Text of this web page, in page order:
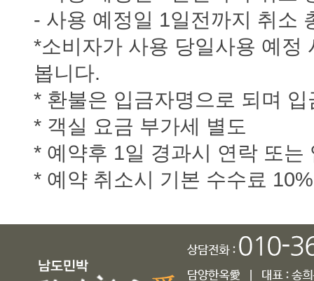
- 사용 예정일 1일전까지 취소
*소비자가 사용 당일사용 예정
봅니다.
* 환불은 입금자명으로 되며
* 객실 요금 부가세 별도
* 예약후 1일 경과시 연락 또
* 예약 취소시 기본 수수료